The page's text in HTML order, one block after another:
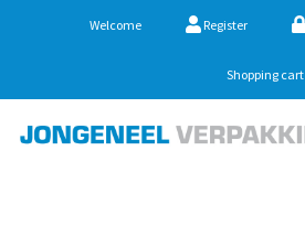
Welcome Register
Shopping cart